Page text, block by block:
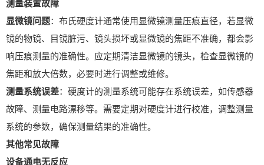
测量装置故障
显微镜问题：布氏硬度计通常使用显微镜测量压痕直径，若显微
镜的物镜、目镜脏污、镜头损坏或显微镜的焦距不准确，都会影
响压痕测量的准确性。应定期清洁显微镜的镜头，检查显微镜的
焦距和放大倍数，必要时进行调整或维修。
测量系统误差：硬度计的测量系统可能存在系统误差，如传感器
故障、测量电路漂移等。需要定期对硬度计进行校准，调整测量
系统的参数，确保测量结果的准确性。
其他常见故障
设备通电无反应